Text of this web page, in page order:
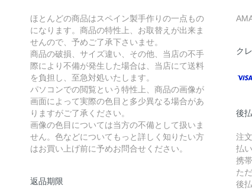
ほとんどの商品はスペイン製手作りの一点もの
になります。商品の特性上、お取替えが出来ま
せんので、予めご了承下さいませ。
商品の破損、サイズ違い、その他、当店の不手
際により不備が発生した場合は、当店にて送料
を負担し、至急対処いたします。
パソコンでの閲覧という特性上、商品の画像が
画面によって実際の色目と多少異なる場合があ
りますがご了承ください。
画像の色目については当方の不備として扱いま
せん。色などについてもっと詳しく知りたい方
はお買い上げ前に予めお問合せください。
返品期限
ク
後
注
払
携
た
後